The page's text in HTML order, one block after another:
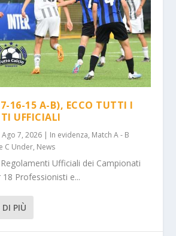
BENEVENTO U17
CAPASSO PER L’UNDER 15
16-15 A-B), ECCO TUTTI I
UFFICIALI
Ago 7, 2026 | In evidenza, Match A - B
C Under, News
Ufficiali dei Campionati
Professionisti e...
DI PIÙ